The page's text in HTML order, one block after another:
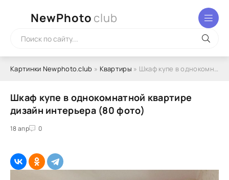
NewPhoto club
Картинки Newphoto.club » Квартиры » Шкаф купе в однокомнатной квартире дизайн интерьера (80 фото)
Шкаф купе в однокомнатной квартире
дизайн интерьера (80 фото)
18 апр 0